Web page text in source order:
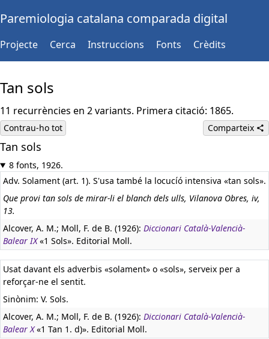
Paremiologia catalana comparada digital
Projecte Cerca Instruccions Fonts Crèdits
Tan sols
11 recurrències en 2 variants. Primera citació: 1865.
Contrau-ho tot Comparteix
Tan sols
8 fonts, 1926.
Adv. Solament (art. 1). S'usa també la locucíó intensiva «tan sols».
Que provi tan sols de mirar-li el blanch dels ulls, Vilanova Obres, iv,
13.
Alcover, A. M.; Moll, F. de B. (1926): Diccionari Català-Valencià-
Balear IX«1 Sols». Editorial Moll.
Usat davant els adverbis «solament» o «sols», serveix per a
reforçar-ne el sentit.
Sinònim: V. Sols.
Alcover, A. M.; Moll, F. de B. (1926): Diccionari Català-Valencià-
Balear X«1 Tan 1. d)». Editorial Moll.